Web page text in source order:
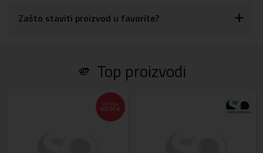
Zašto staviti proizvod u favorite?
🫵 Top proizvodi
UŠTEDA
60,00 €